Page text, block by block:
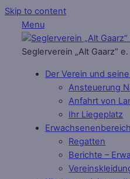
Skip to content
Menu
Seglerverein „Alt Gaarz“ e.
Der Verein und
Ansteuerung
Anfahrt von
Ihr Liegeplatz
Erwachsenenbereich
Regatten
Berichte –